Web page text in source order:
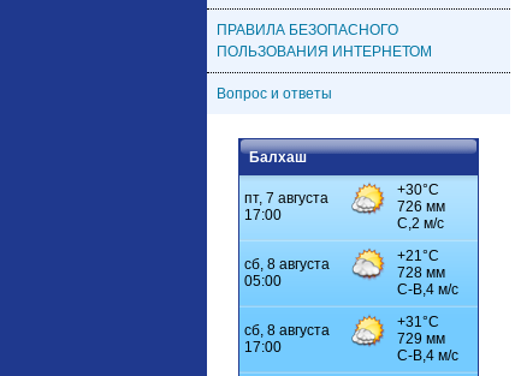
ПРАВИЛА БЕЗОПАСНОГО
ПОЛЬЗОВАНИЯ ИНТЕРНЕТОМ
Вопрос и ответы
Балхаш